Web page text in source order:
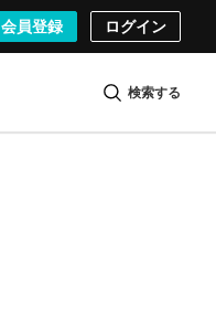
会員登録 ログイン
検索する